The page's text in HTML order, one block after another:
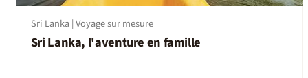
Sri Lanka | Voyage sur mesure
Sri Lanka, l'aventure en famille